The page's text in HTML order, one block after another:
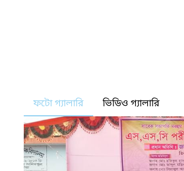
ফটো গ্যালারি ভিডিও গ্যালারি